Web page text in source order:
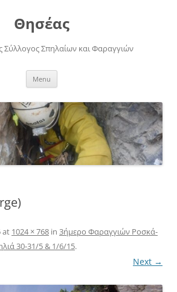
Θησέας
Σύλλογος Σπηλαίων και Φαραγγιών
Menu
at 1024 × 768 in 3ήμερο Φαραγγιών Ροσκά-
30-31/5 & 1/6/15.
Next →